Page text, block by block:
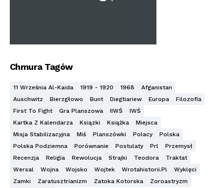
Chmura Tagów
11 Września Al-Kaida 1919 - 1920 1968
Afganistan
Auschwitz
Bierzgłowo Bunt Diegtiariew Europa
Filozofia
First To Fight
Gra Planszowa IIWŚ
IWŚ
Kartka Z Kalendarza
Ksiązki Książka
Miejsca
Misja Stabilizacyjna
Miś Planszówki Polacy
Polska
Polska Podziemna
Porównanie Postulaty Prl
Przemysł
Recenzja
Religia Rewolucja Strajki Teodora
Traktat
Wersal
Wojna Wojsko Wojtek Wrotahistorii.pl
Wyklęci
Zamki
Zaratusztrianizm Zatoka Kotorska
Zoroastryzm